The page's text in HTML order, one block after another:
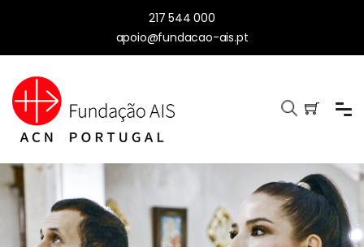
217 544 000
apoio@fundacao-ais.pt